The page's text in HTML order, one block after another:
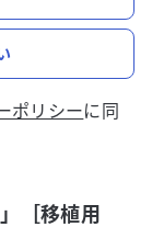
ポリシーに同
［移植用